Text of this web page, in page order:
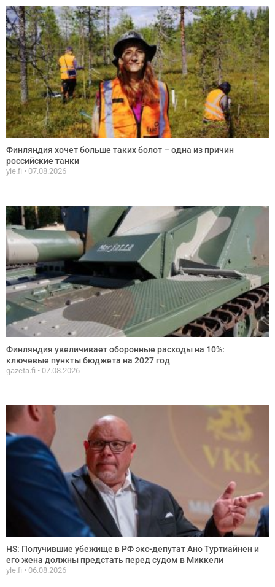
Финляндия хочет больше таких болот – одна из причин
российские танки
yle.fi 07.08.2026
Финляндия увеличивает оборонные расходы на 10%:
ключевые пункты бюджета на 2027 год
gazeta.fi 07.08.2026
HS: Получившие убежище в РФ экс-депутат Ано Туртиайнен и
его жена должны предстать перед судом в Миккели
yle.fi 06.08.2026